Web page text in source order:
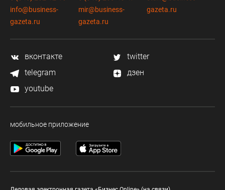
info@business-
gazeta.ru
mir@business-
gazeta.ru
gazeta.ru
вконтакте
twitter
telegram
дзен
youtube
мобильное приложение